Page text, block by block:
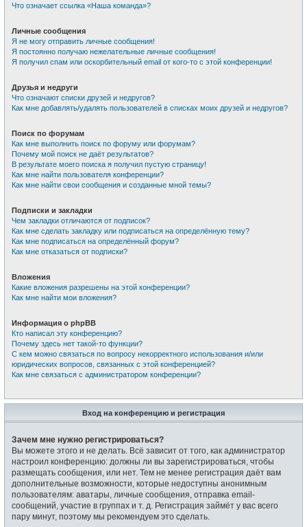
Что означает ссылка «Наша команда»?
Личные сообщения
Я не могу отправить личные сообщения!
Я постоянно получаю нежелательные личные сообщения!
Я получил спам или оскорбительный email от кого-то с этой конференции!
Друзья и недруги
Что означают списки друзей и недругов?
Как мне добавлять/удалять пользователей в списках моих друзей и недругов?
Поиск по форумам
Как мне выполнить поиск по форуму или форумам?
Почему мой поиск не даёт результатов?
В результате моего поиска я получил пустую страницу!
Как мне найти пользователя конференции?
Как мне найти свои сообщения и созданные мной темы?
Подписки и закладки
Чем закладки отличаются от подписок?
Как мне сделать закладку или подписаться на определённую тему?
Как мне подписаться на определённый форум?
Как мне отказаться от подписки?
Вложения
Какие вложения разрешены на этой конференции?
Как мне найти мои вложения?
Информация о phpBB
Кто написал эту конференцию?
Почему здесь нет такой-то функции?
С кем можно связаться по вопросу некорректного использования и/или
юридических вопросов, связанных с этой конференцией?
Как мне связаться с администратором конференции?
Вход на конференцию и регистрация
Зачем мне нужно регистрироваться?
Вы можете этого и не делать. Всё зависит от того, как администратор
настроил конференцию: должны ли вы зарегистрироваться, чтобы
размещать сообщения, или нет. Тем не менее регистрация даёт вам
дополнительные возможности, которые недоступны анонимным
пользователям: аватары, личные сообщения, отправка email-
сообщений, участие в группах и т. д. Регистрация займёт у вас всего
пару минут, поэтому мы рекомендуем это сделать.